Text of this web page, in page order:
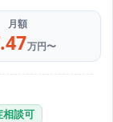
月額
万円〜
相談可